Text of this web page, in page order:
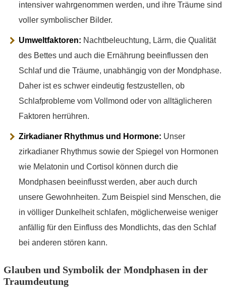
intensiver wahrgenommen werden, und ihre Träume sind
voller symbolischer Bilder.
Umweltfaktoren: Nachtbeleuchtung, Lärm, die Qualität
des Bettes und auch die Ernährung beeinflussen den
Schlaf und die Träume, unabhängig von der Mondphase.
Daher ist es schwer eindeutig festzustellen, ob
Schlafprobleme vom Vollmond oder von alltäglicheren
Faktoren herrühren.
Zirkadianer Rhythmus und Hormone: Unser
zirkadianer Rhythmus sowie der Spiegel von Hormonen
wie Melatonin und Cortisol können durch die
Mondphasen beeinflusst werden, aber auch durch
unsere Gewohnheiten. Zum Beispiel sind Menschen, die
in völliger Dunkelheit schlafen, möglicherweise weniger
anfällig für den Einfluss des Mondlichts, das den Schlaf
bei anderen stören kann.
Glauben und Symbolik der Mondphasen in der
Traumdeutung